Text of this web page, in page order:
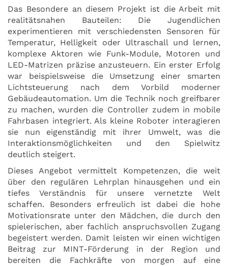
Das Besondere an diesem Projekt ist die Arbeit mit
realitätsnahen Bauteilen: Die Jugendlichen
experimentieren mit verschiedensten Sensoren für
Temperatur, Helligkeit oder Ultraschall und lernen,
komplexe Aktoren wie Funk-Module, Motoren und
LED-Matrizen präzise anzusteuern. Ein erster Erfolg
war beispielsweise die Umsetzung einer smarten
Lichtsteuerung nach dem Vorbild moderner
Gebäudeautomation. Um die Technik noch greifbarer
zu machen, wurden die Controller zudem in mobile
Fahrbasen integriert. Als kleine Roboter interagieren
sie nun eigenständig mit ihrer Umwelt, was die
Interaktionsmöglichkeiten und den Spielwitz
deutlich steigert.
Dieses Angebot vermittelt Kompetenzen, die weit
über den regulären Lehrplan hinausgehen und ein
tiefes Verständnis für unsere vernetzte Welt
schaffen. Besonders erfreulich ist dabei die hohe
Motivationsrate unter den Mädchen, die durch den
spielerischen, aber fachlich anspruchsvollen Zugang
begeistert werden. Damit leisten wir einen wichtigen
Beitrag zur MINT-Förderung in der Region und
bereiten die Fachkräfte von morgen auf eine